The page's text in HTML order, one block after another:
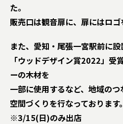
た。
販売口は観音扉に、扉にはロゴ
また、愛知・尾張一宮駅前に
「ウッドデザイン賞2022」受
ーの木材を
一部に使用するなど、地域の
空間づくりを行なっております。
※3/15(日)のみ出店